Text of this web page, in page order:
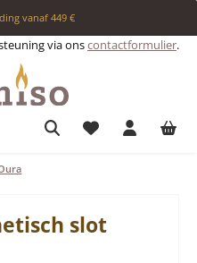
vanaf 449 €
via onscontactformulier.
Je hebt 0 items
slot